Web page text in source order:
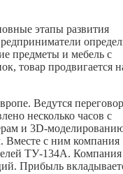
этапы развития
предметы и мебель с
товар продвигается
Ведутся
несколько часов с
и 3D-
. Вместе с ним компания
ТУ-134А. Компания
Прибыль